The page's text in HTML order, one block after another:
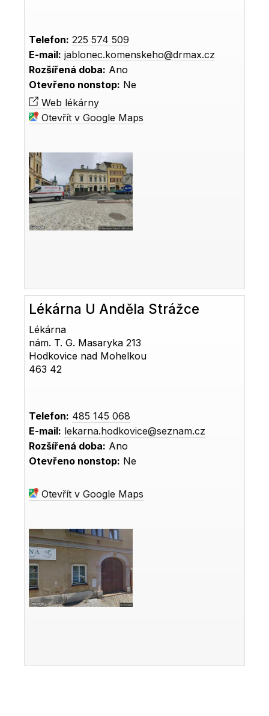
Telefon: 225 574 509
E-mail: jablonec.komenskeho@drmax.cz
Rozšířená doba: Ano
Otevřeno nonstop: Ne
Web lékárny
Otevřít v Google Maps
Lékárna U Anděla Strážce
Lékárna
nám. T. G. Masaryka 213
Hodkovice nad Mohelkou
463 42
Telefon: 485 145 068
E-mail: lekarna.hodkovice@seznam.cz
Rozšířená doba: Ano
Otevřeno nonstop: Ne
Otevřít v Google Maps